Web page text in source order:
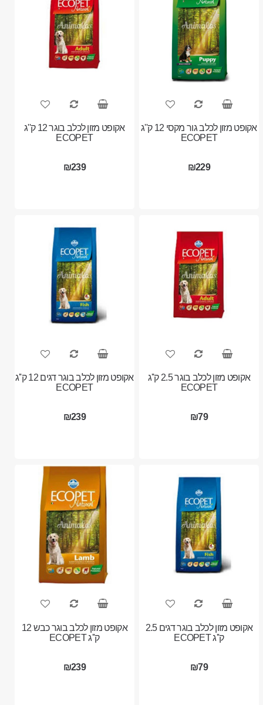
אקופט מזון לכלב גור מקסי 12 ק''ג
ECOPET
₪229
אקופט מזון לכלב בוגר 12 ק''ג
ECOPET
₪239
אקופט מזון לכלב בוגר 2.5 ק''ג
ECOPET
₪79
אקופט מזון לכלב בוגר דגים 12 ק''ג
ECOPET
₪239
אקופט מזון לכלב בוגר דגים 2.5
ק''ג ECOPET
₪79
אקופט מזון לכלב בוגר כבש 12
ק''ג ECOPET
₪239